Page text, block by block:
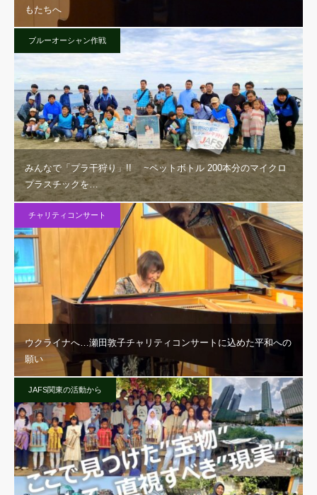
もたちへ
ブルーオーシャン作戦
みんなで「プラ干狩り」!! ~ペットボトル 200本分のマイクロ
プラスチックを…
チャリティコンサート
ウクライナへ…瀬田敦子チャリティコンサートに込めた平和への
願い
JAFS関東の活動から